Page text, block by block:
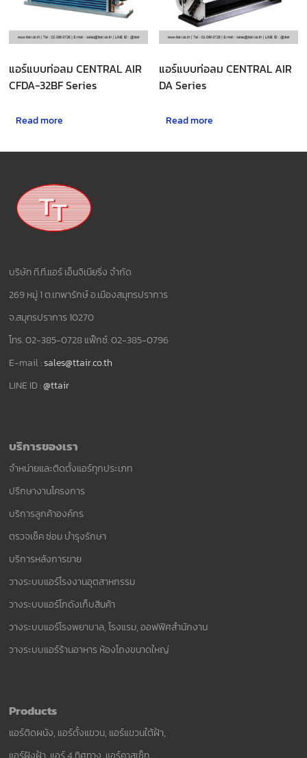
แอร์แบบท่อลม CENTRAL AIR
CFDA-32BF Series
Read more
แอร์แบบท่อลม CENTRAL AIR
DA Series
Read more
บริษัท ที.ที.แอร์ เอ็นจิเนียริ่ง จำกัด
269 หมู่ 1 ต.เทพารักษ์ อ.เมืองสมุทรปราการ
จ.สมุทรปราการ 10270
โทร. 02-385-0728 แฟ็กซ์. 02-385-0796
E-mail :sales@ttair.co.th
LINE ID :@ttair
บริการของเรา
จำหน่ายและติดตั้งแอร์ทุกประเภท
ปรึกษางานโครงการ
บริการลูกค้าองค์กร
ตรวจเช็ค ซ่อม บำรุงรักษา
บริการหลังการขาย
วางระบบแอร์โรงงานอุตสาหกรรม
วางระบบแอร์โกดังเก็บสินค้า
วางระบบแอร์โรงพยาบาล, โรงแรม, ออฟฟิศสำนักงาน
วางระบบแอร์ร้านอาหาร ห้องโถงขนาดใหญ่
Products
แอร์ติดผนัง, แอร์ตั้งแขวน, แอร์แขวนใต้ฝ้า,